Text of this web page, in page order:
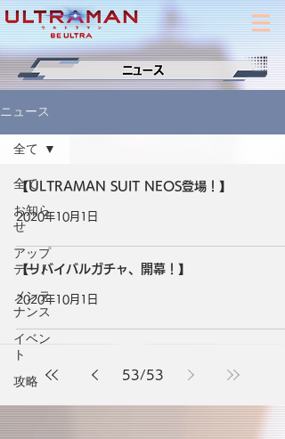
ニュース
全て
お知ら
せ
アップ
デート
メンテ
ナンス
イベン
ト
攻略
全て
【ULTRAMAN SUIT NEOS登場！】
2020年10月1日
【リバイバルガチャ、開幕！】
2020年10月1日
53/53